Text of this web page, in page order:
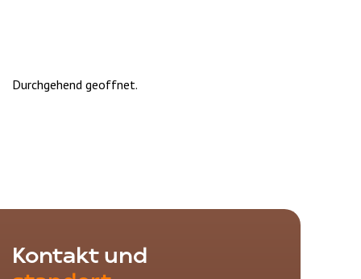
Durchgehend geoffnet.
Kontakt und